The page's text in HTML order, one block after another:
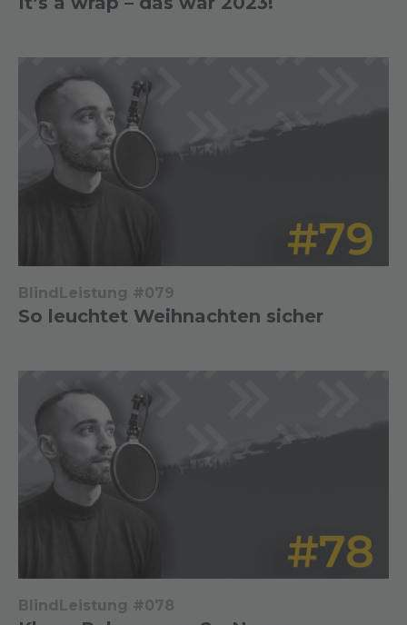
BlindLeistung #079
So leuchtet Weihnachten sicher
BlindLeistung #078